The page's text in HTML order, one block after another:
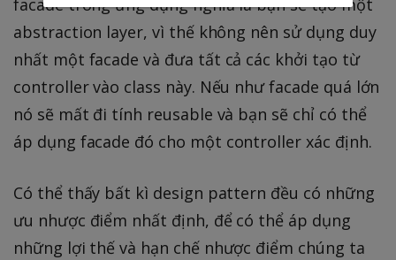
facade trong ứng dụng nghĩa là bạn sẽ tạo một
abstraction layer, vì thế không nên sử dụng duy
nhất một facade và đưa tất cả các khởi tạo từ
controller vào class này. Nếu như facade quá lớn
nó sẽ mất đi tính reusable và bạn sẽ chỉ có thể
áp dụng facade đó cho một controller xác định.
Có thể thấy bất kì design pattern đều có những
ưu nhược điểm nhất định, để có thể áp dụng
những lợi thế và hạn chế nhược điểm chúng ta